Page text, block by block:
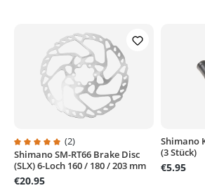
Average rating of 5 out of 5 stars
(2)
Shimano SM-RT66 Brake Disc
(SLX) 6-Loch 160 / 180 / 203 mm
€20.95
Shimano
(3 Stück)
€5.95